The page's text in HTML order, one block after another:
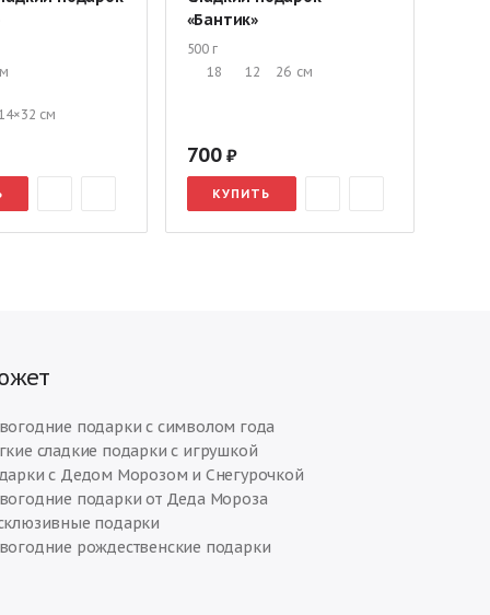
см
«Бантик»
500 г
18
12 26 см
700
КУПИТЬ
подарки с символом года
сладкие подарки с игрушкой
с Дедом Морозом и Снегурочкой
подарки от Деда Мороза
подарки
рождественские подарки